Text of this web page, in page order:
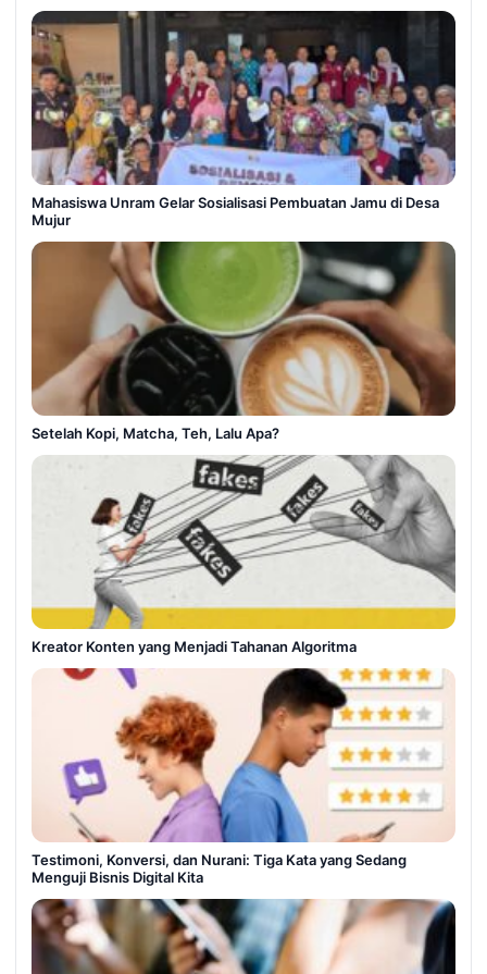
Mahasiswa Unram Gelar Sosialisasi Pembuatan Jamu di Desa
Mujur
Setelah Kopi, Matcha, Teh, Lalu Apa?
Kreator Konten yang Menjadi Tahanan Algoritma
Testimoni, Konversi, dan Nurani: Tiga Kata yang Sedang
Menguji Bisnis Digital Kita